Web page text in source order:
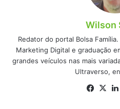
Wilson
Redator do portal Bolsa
Marketing Digital e graduação
grandes veículos nas mais
Ultraverso,
X